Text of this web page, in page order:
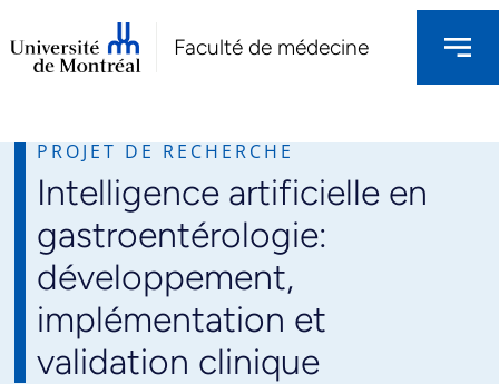
Faculté de médecine
NOS PROJETS DE RECHERCHES
PROJET DE RECHERCHE
Intelligence artificielle en
gastroentérologie:
développement,
implémentation et
validation clinique